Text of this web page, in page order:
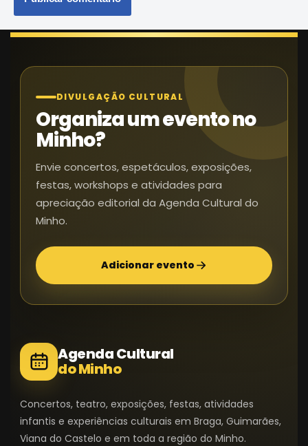
DIVULGAÇÃO CULTURAL
Organiza um evento no
Minho?
Envie concertos, espetáculos, exposições,
festas, workshops e atividades para
apreciação editorial da Agenda Cultural do
Minho.
Adicionar evento
Agenda Cultural
do Minho
Concertos, teatro, exposições, festas, atividades
infantis e experiências culturais em Braga, Guimarães,
Viana do Castelo e em toda a região do Minho.